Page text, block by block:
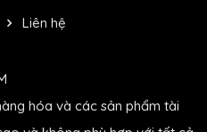
Liên hệ
hóa và các sản phẩm tài